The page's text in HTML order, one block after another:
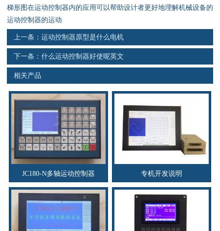
资质荣誉
产品应用
s
梯形图在运动控制器内的应用可以帮助设计者更好地理解机械设备的
运动控制器的运动
上一条： 运动控制器原型是什么电机
下一条： 什么运动控制器好使呢英文
相关产品
JC180-N多轴运动控制器 专机开发说明